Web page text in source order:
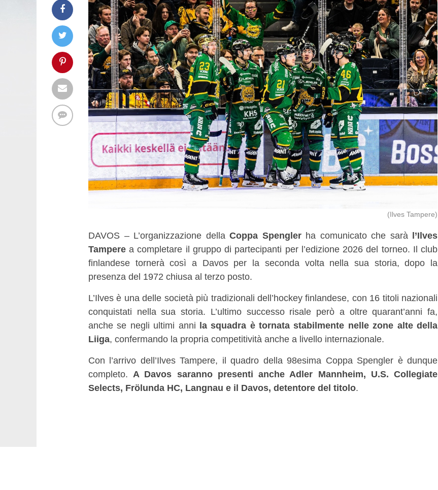
(Ilves Tampere)
DAVOS – L’organizzazione della Coppa Spenglerha comunicato che sarà l’Ilves
Tampere a completare il gruppo di partecipanti per l’edizione 2026 del torneo. Il club
finlandese tornerà così a Davos per la seconda volta nella sua storia, dopo la
presenza del 1972 chiusa al terzo posto.
L’Ilves è una delle società più tradizionali dell’hockey finlandese, con 16 titoli nazionali
conquistati nella sua storia. L’ultimo successo risale però a oltre quarant’anni fa,
anche se negli ultimi anni la squadra è tornata stabilmente nelle zone alte della
Liiga, confermando la propria competitività anche a livello internazionale.
Con l’arrivo dell’Ilves Tampere, il quadro della 98esima Coppa Spengler è dunque
completo. A Davos saranno presenti anche Adler Mannheim, U.S. Collegiate
Selects, Frölunda HC, Langnau e il Davos, detentore del titolo.